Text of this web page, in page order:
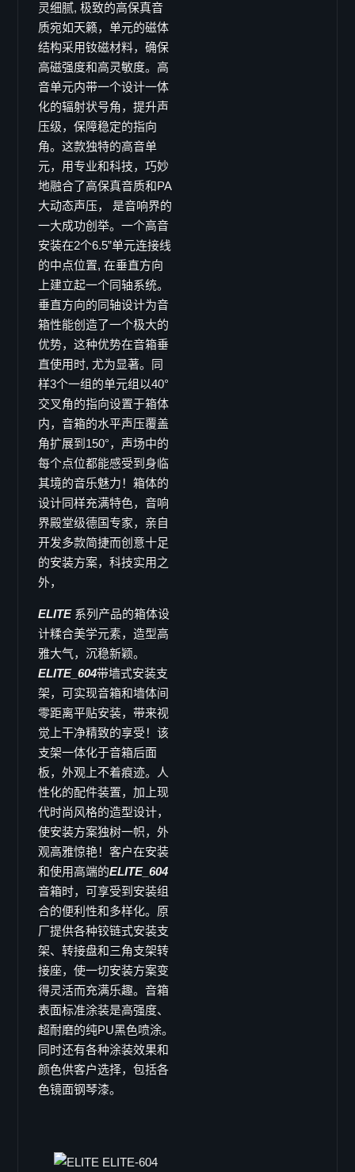
VT-12
Vector 系列
Vector 8
Vector 6
Viper 系列
Viper-pro
Viper-LA
Viper-S
X-ray8
Galaxy 系列
Galaxy GS 系列
GS-15
GS-15B
GS-12
GS-10
GS-8
GS-26
GS-16
Coaxial GX 系列
GX-15
GX-12
GX-10
GX-8
GX-6
Coaxial CX 系列
CX-15
CX-12
CX-10
CX-8
CX-6
Ecoline EL 系列
EL-6
EL-26
EL-8
EL-10
EL-12
EL-15
ELITE 系列
ELITE 402
ELITE 404
ELITE 602
ELITE 604
ELITE 802
ELITE 804
Column 系列
C-41
灵细腻, 极致的高保真音
质宛如天籁，单元的磁体
结构采用钕磁材料，确保
高磁强度和高灵敏度。高
音单元内带一个设计一体
化的辐射状号角，提升声
压级，保障稳定的指向
角。这款独特的高音单
元，用专业和科技，巧妙
地融合了高保真音质和PA
大动态声压， 是音响界的
一大成功创举。一个高音
安装在2个6.5”单元连接线
的中点位置, 在垂直方向
上建立起一个同轴系统。
垂直方向的同轴设计为音
箱性能创造了一个极大的
优势，这种优势在音箱垂
直使用时, 尤为显著。同
样3个一组的单元组以40°
交叉角的指向设置于箱体
内，音箱的水平声压覆盖
角扩展到150°，声场中的
每个点位都能感受到身临
其境的音乐魅力！箱体的
设计同样充满特色，音响
界殿堂级德国专家，亲自
开发多款简捷而创意十足
的安装方案，科技实用之
外，
ELITE系列产品的箱体设
计糅合美学元素，造型高
雅大气，沉稳新颖。
ELITE_604带墙式安装支
架，可实现音箱和墙体间
零距离平贴安装，带来视
觉上干净精致的享受！该
支架一体化于音箱后面
板，外观上不着痕迹。人
性化的配件装置，加上现
代时尚风格的造型设计，
使安装方案独树一帜，外
观高雅惊艳！客户在安装
和使用高端的ELITE_604
音箱时，可享受到安装组
合的便利性和多样化。原
厂提供各种铰链式安装支
架、转接盘和三角支架转
接座，使一切安装方案变
得灵活而充满乐趣。音箱
表面标准涂装是高强度、
超耐磨的纯PU黑色喷涂。
同时还有各种涂装效果和
颜色供客户选择，包括各
色镜面钢琴漆。